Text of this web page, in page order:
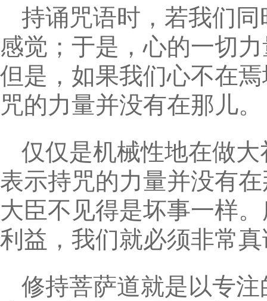
持诵咒语时，若我们
感觉；于是，心的一切
但是，如果我们心不在
咒的力量并没有在那儿。
仅仅是机械性地在做
表示持咒的力量并没有
大臣不见得是坏事一样
利益，我们就必须非常
修持菩萨道就是以专